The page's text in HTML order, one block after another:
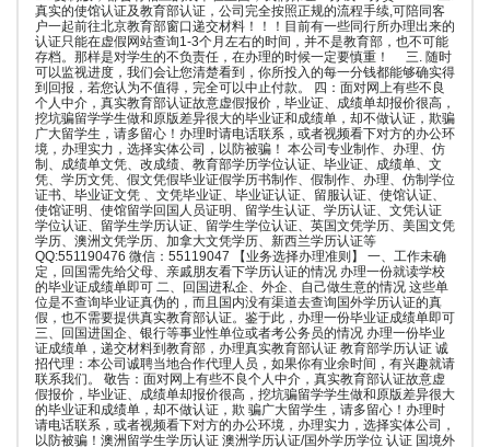
真实的使馆认证及教育部认证，公司完全按照正规的流程手续,可陪同客
户一起前往北京教育部窗口递交材料！！！目前有一些同行所办理出来的
认证只能在虚假网站查询1-3个月左右的时间，并不是教育部，也不可能
存档。那样是对学生的不负责任，在办理的时候一定要慎重！ 三. 随时
可以监视进度，我们会让您清楚看到，你所投入的每一分钱都能够确实得
到回报，若您认为不值得，完全可以中止付款。 四：面对网上有些不良
个人中介，真实教育部认证故意虚假报价，毕业证、成绩单却报价很高，
挖坑骗留学学生做和原版差异很大的毕业证和成绩单，却不做认证，欺骗
广大留学生，请多留心！办理时请电话联系，或者视频看下对方的办公环
境，办理实力，选择实体公司，以防被骗！ 本公司专业制作、办理、仿
制、成绩单文凭、改成绩、教育部学历学位认证、毕业证、成绩单、文
凭、学历文凭、假文凭假毕业证假学历书制作、假制作、办理、仿制学位
证书、毕业证文凭 、文凭毕业证、毕业证认证、留服认证、使馆认证、
使馆证明、使馆留学回国人员证明、留学生认证、学历认证、文凭认证
学位认证、留学生学历认证、留学生学位认证、英国文凭学历、美国文凭
学历、澳洲文凭学历、加拿大文凭学历、新西兰学历认证等
QQ:551190476 微信：55119047 【业务选择办理准则】 一、工作未确
定，回国需先给父母、亲戚朋友看下学历认证的情况 办理一份就读学校
的毕业证成绩单即可 二、回国进私企、外企、自己做生意的情况 这些单
位是不查询毕业证真伪的，而且国内没有渠道去查询国外学历认证的真
假，也不需要提供真实教育部认证。鉴于此，办理一份毕业证成绩单即可
三、回国进国企、银行等事业性单位或者考公务员的情况 办理一份毕业
证成绩单，递交材料到教育部，办理真实教育部认证 教育部学历认证 诚
招代理：本公司诚聘当地合作代理人员，如果你有业余时间，有兴趣就请
联系我们。 敬告：面对网上有些不良个人中介，真实教育部认证故意虚
假报价，毕业证、成绩单却报价很高，挖坑骗留学学生做和原版差异很大
的毕业证和成绩单，却不做认证，欺 骗广大留学生，请多留心！办理时
请电话联系，或者视频看下对方的办公环境，办理实力，选择实体公司，
以防被骗！澳洲留学生学历认证 澳洲学历认证/国外学历学位 认证 国境外